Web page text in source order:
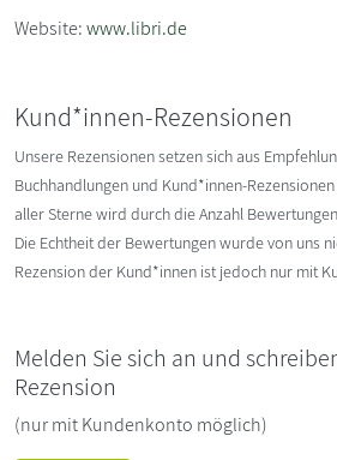
Website:www.libri.de
Kund*innen-Rezensionen
Unsere Rezensionen setzen sich aus
Buchhandlungen und Kund*innen-
aller Sterne wird durch die Anzahl
Die Echtheit der Bewertungen wurde von uns
Rezension der Kund*innen ist jedoch nur mit
Melden Sie sich an und
Rezension
(nur mit Kundenkonto möglich)